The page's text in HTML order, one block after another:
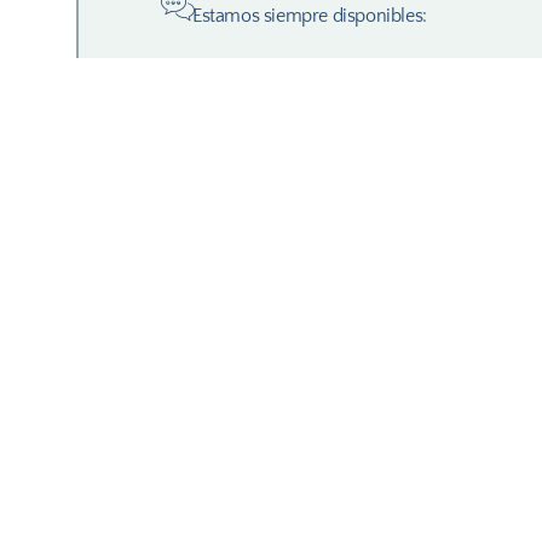
Estamos siempre disponibles: